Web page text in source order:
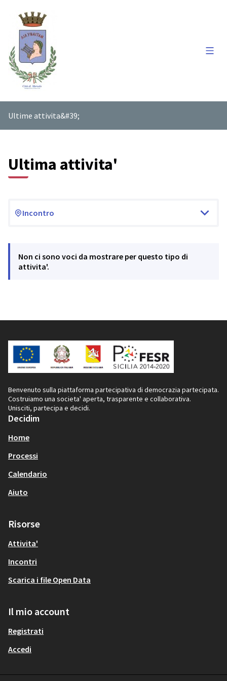
Ultime attivita&#39;
Ultima attivita'
Incontro
Non ci sono voci da mostrare per questo tipo di
attivita'.
Benvenuto sulla piattaforma partecipativa di democrazia partecipata.
Costruiamo una societa' aperta, trasparente e collaborativa.
Unisciti, partecipa e decidi.
Decidim
Home
Processi
Calendario
Aiuto
Risorse
Attivita'
Incontri
Scarica i file Open Data
Il mio account
Registrati
Accedi